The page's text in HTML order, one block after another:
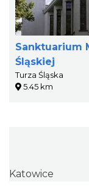
Sanktuarium
Śląskiej
Turza Śląska
5.45 km
Katowice